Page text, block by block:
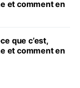
et comment en
que c’est,
et comment en